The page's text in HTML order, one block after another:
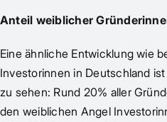
Anteil weiblicher
Eine ähnliche Entwicklung wie
Investorinnen in Deutschland
zu sehen: Rund 20% aller
den weiblichen Angel